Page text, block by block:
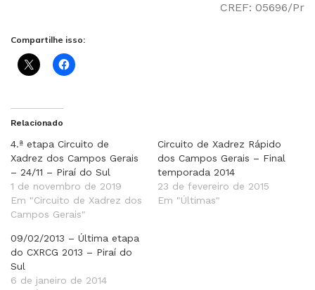
CREF: 05696/Pr
Compartilhe isso:
Relacionado
4.ª etapa Circuito de
Xadrez dos Campos Gerais
– 24/11 – Piraí do Sul
1 de novembro de 2019
Em "Circuito de Xadrez dos
Campos Gerais"
Circuito de Xadrez Rápido
dos Campos Gerais – Final
temporada 2014
23 de fevereiro de 2015
Em "Últimas"
09/02/2013 – Última etapa
do CXRCG 2013 – Piraí do
Sul
6 de janeiro de 2014